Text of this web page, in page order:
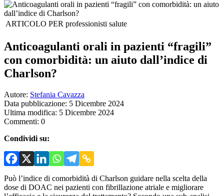
ARTICOLO PER professionisti salute
Anticoagulanti orali in pazienti “fragili”
con comorbidità: un aiuto dall’indice di
Charlson?
Autore: Stefania Cavazza
Data pubblicazione: 5 Dicembre 2024
Ultima modifica: 5 Dicembre 2024
Commenti: 0
Condividi su:
Può l’indice di comorbidità di Charlson guidare nella scelta della
dose di DOAC nei pazienti con fibrillazione atriale e migliorare